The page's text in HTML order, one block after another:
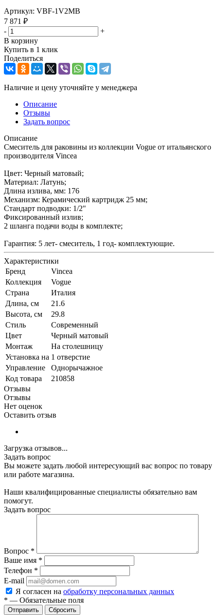
Артикул: VBF-1V2MB
7 871 ₽
-
+
В корзину
Купить в 1 клик
Поделиться
Наличие и цену уточняйте у менеджера
Описание
Отзывы
Задать вопрос
Описание
Смеситель для раковины из коллекции Vogue от итальянского
производителя Vincea
Цвет: Черный матовый;
Материал: Латунь;
Длина излива, мм: 176
Механизм: Керамический картридж 25 мм;
Стандарт подводки: 1/2"
Фиксированный излив;
2 шланга подачи воды в комплекте;
Гарантия: 5 лет- смеситель, 1 год- комплектующие.
Характеристики
Бренд
Vincea
Коллекция
Vogue
Страна
Италия
Длина, см
21.6
Высота, см
29.8
Стиль
Современный
Цвет
Черный матовый
Монтаж
На столешницу
Установка на 1 отверстие
Управление
Однорычажное
Код товара
210858
Отзывы
Отзывы
Нет оценок
Оставить отзыв
Загрузка отзывов...
Задать вопрос
Вы можете задать любой интересующий вас вопрос по товару
или работе магазина.
Наши квалифицированные специалисты обязательно вам
помогут.
Задать вопрос
Вопрос *
Ваше имя *
Телефон *
E-mail
Я согласен на обработку персональных данных
* — Обязательные поля
Сбросить